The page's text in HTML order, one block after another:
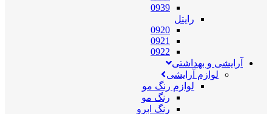
0939
رایتل
0920
0921
0922
آرایشی و بهداشتی
لوازم آرایشی
لوازم رنگ مو
رنگ مو
رنگ ابرو